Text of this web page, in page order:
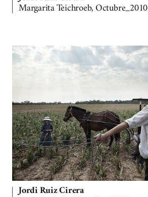
Margarita Teichroeb, Octubre_2010
Jordi Ruiz Cirera